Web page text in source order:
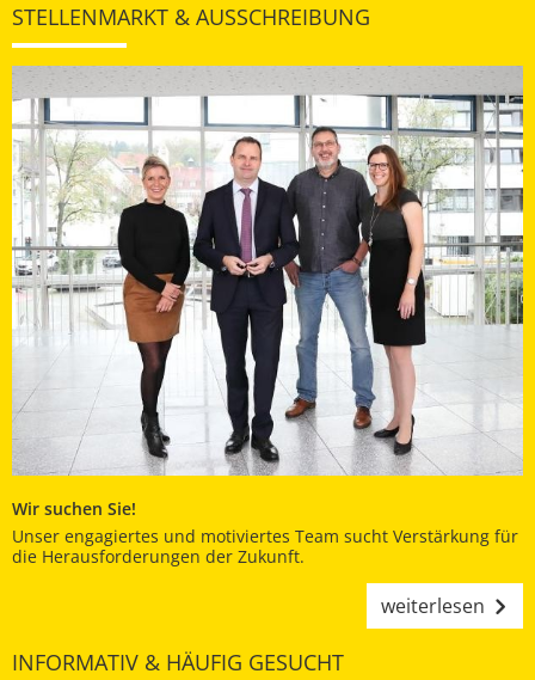
STELLENMARKT & AUSSCHREIBUNG
Wir suchen Sie!
Unser engagiertes und motiviertes Team sucht Verstärkung für
die Herausforderungen der Zukunft.
weiterlesen
INFORMATIV & HÄUFIG GESUCHT